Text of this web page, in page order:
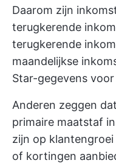
Daarom zijn
terugkerende
terugkerende
maandelijkse
Star-gegevens
Anderen zeggen
primaire maatstaf
zijn op
of kortingen